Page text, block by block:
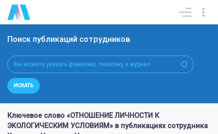
Поиск публикаций сотрудников
ИСКАТЬ
Ключевое слово «ОТНОШЕНИЕ ЛИЧНОСТИ К
ЭКОЛОГИЧЕСКИМ УСЛОВИЯМ» в публикациях сотрудника